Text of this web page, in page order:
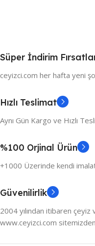
Süper İndirim
ceyizci.com her hafta yeni
Hızlı Teslimat
Aynı Gün Kargo ve Hızlı
%100 Orjinal Ürün
+1000 Üzerinde kendi
Güvenilirlik
2004 yılından itibaren
www.ceyizci.com sitemizden